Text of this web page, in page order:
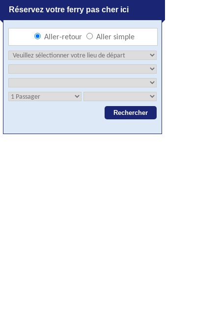
Réservez votre ferry pas cher ici
Aller-retour Aller simple